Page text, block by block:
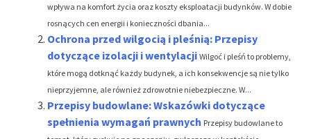
wpływa na komfort życia oraz koszty eksploatacji budynków. W dobie
rosnących cen energii i konieczności dbania...
Ochrona przed wilgocią i pleśnią: Przepisy
dotyczące izolacji i wentylacji Wilgoć i pleśń to problemy,
które mogą dotknąć każdy budynek, a ich konsekwencje są nie tylko
nieprzyjemne, ale również zdrowotnie niebezpieczne. W...
Przepisy budowlane: Wskazówki dotyczące
spełnienia wymagań prawnych Przepisy budowlane to